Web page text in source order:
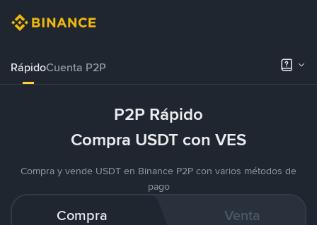
RápidoCuenta P2P
P2P Rápido
Compra USDT con VES
Compra y vende USDT en Binance P2P con varios métodos de
pago
Compra Venta